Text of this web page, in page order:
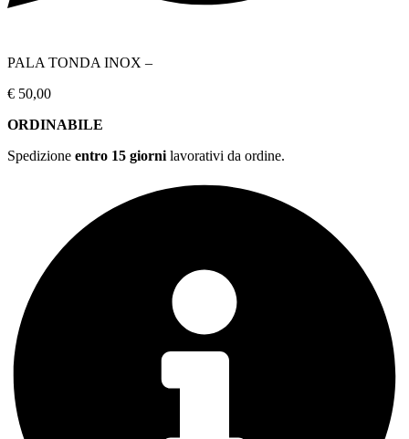
PALA TONDA INOX –
€ 50,00
ORDINABILE
Spedizione entro 15 giorni lavorativi da ordine.